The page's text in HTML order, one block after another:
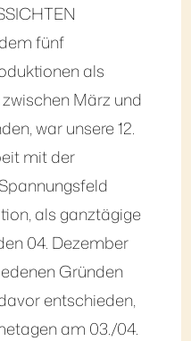
fünf
als
März und
war unsere 12.
mit der
als ganztägige
04. Dezember
Gründen
entschieden,
am 03./04.